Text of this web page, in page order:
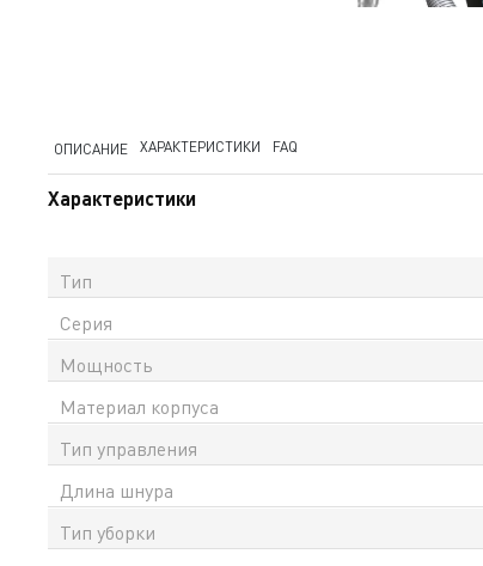
ОПИСАНИЕ ХАРАКТЕРИСТИКИ FAQ
Характеристики
Тип
Серия
Мощность
Материал корпуса
Тип управления
Длина шнура
Тип уборки